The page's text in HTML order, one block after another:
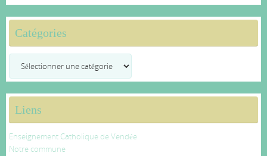
Catégories
Liens
Enseignement Catholique de Vendée
Notre commune